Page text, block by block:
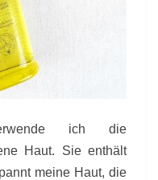
ich die
Haut. Sie enthält
meine Haut, die